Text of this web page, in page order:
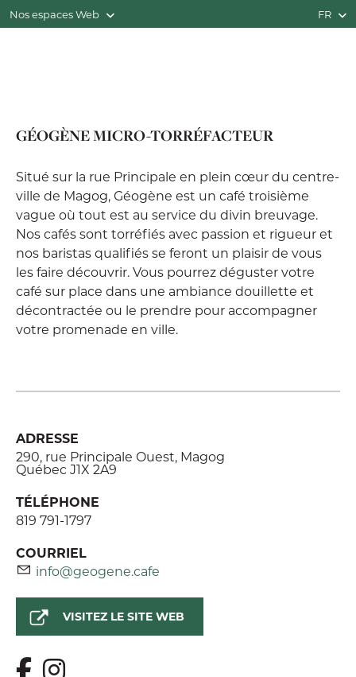
Nos espaces Web FR
GÉOGÈNE MICRO-TORRÉFACTEUR
Situé sur la rue Principale en plein cœur du centre-
ville de Magog, Géogène est un café troisième
vague où tout est au service du divin breuvage.
Nos cafés sont torréfiés avec passion et rigueur et
nos baristas qualifiés se feront un plaisir de vous
les faire découvrir. Vous pourrez déguster votre
café sur place dans une ambiance douillette et
décontractée ou le prendre pour accompagner
votre promenade en ville.
ADRESSE
290, rue Principale Ouest, Magog
Québec J1X 2A9
TÉLÉPHONE
819 791-1797
COURRIEL
info@geogene.cafe
VISITEZ LE SITE WEB